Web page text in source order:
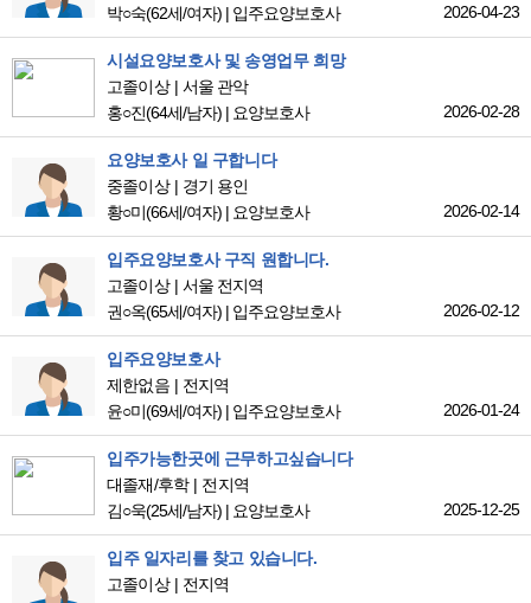
박○숙(62세/여자) | 입주요양보호사 2026-04-23
시설요양보호사 및 송영업무 희망
고졸이상
서울 관악
홍○진(64세/남자) | 요양보호사 2026-02-28
요양보호사 일 구합니다
중졸이상
경기 용인
황○미(66세/여자) | 요양보호사 2026-02-14
입주요양보호사 구직 원합니다.
고졸이상
서울 전지역
권○옥(65세/여자) | 입주요양보호사 2026-02-12
입주요양보호사
제한없음
전지역
윤○미(69세/여자) | 입주요양보호사 2026-01-24
입주가능한곳에 근무하고싶습니다
대졸재/후학
전지역
김○욱(25세/남자) | 요양보호사 2025-12-25
입주 일자리를 찾고 있습니다.
고졸이상
전지역